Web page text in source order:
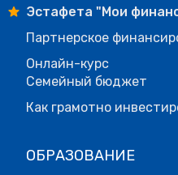
Эстафета "Мои
Партнерское
Онлайн-курс
Семейный бюджет
Как грамотно
ОБРАЗОВАНИЕ